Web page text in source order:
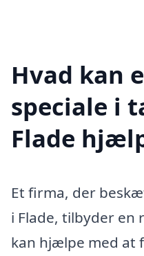
Hvad kan
speciale i
Flade
Et firma, der
i Flade, tilbyder en
kan hjælpe med at